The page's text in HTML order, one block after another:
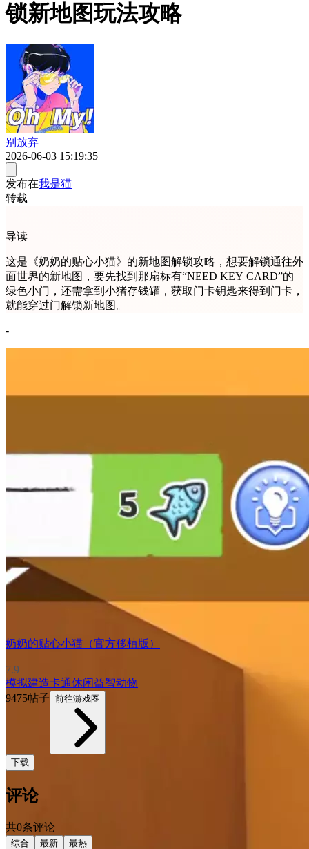
锁新地图玩法攻略
别放弃
2026-06-03 15:19:35
发布在我是猫
转载
导读
这是《奶奶的贴心小猫》的新地图解锁攻略，想要解锁通往外
面世界的新地图，要先找到那扇标有“NEED KEY CARD”的
绿色小门，还需拿到小猪存钱罐，获取门卡钥匙来得到门卡，
就能穿过门解锁新地图。
-
奶奶的贴心小猫（官方移植版）
7.9
模拟建造卡通休闲益智动物
9475帖子 前往游戏圈
下载
评论
共0条评论
综合 最新 最热